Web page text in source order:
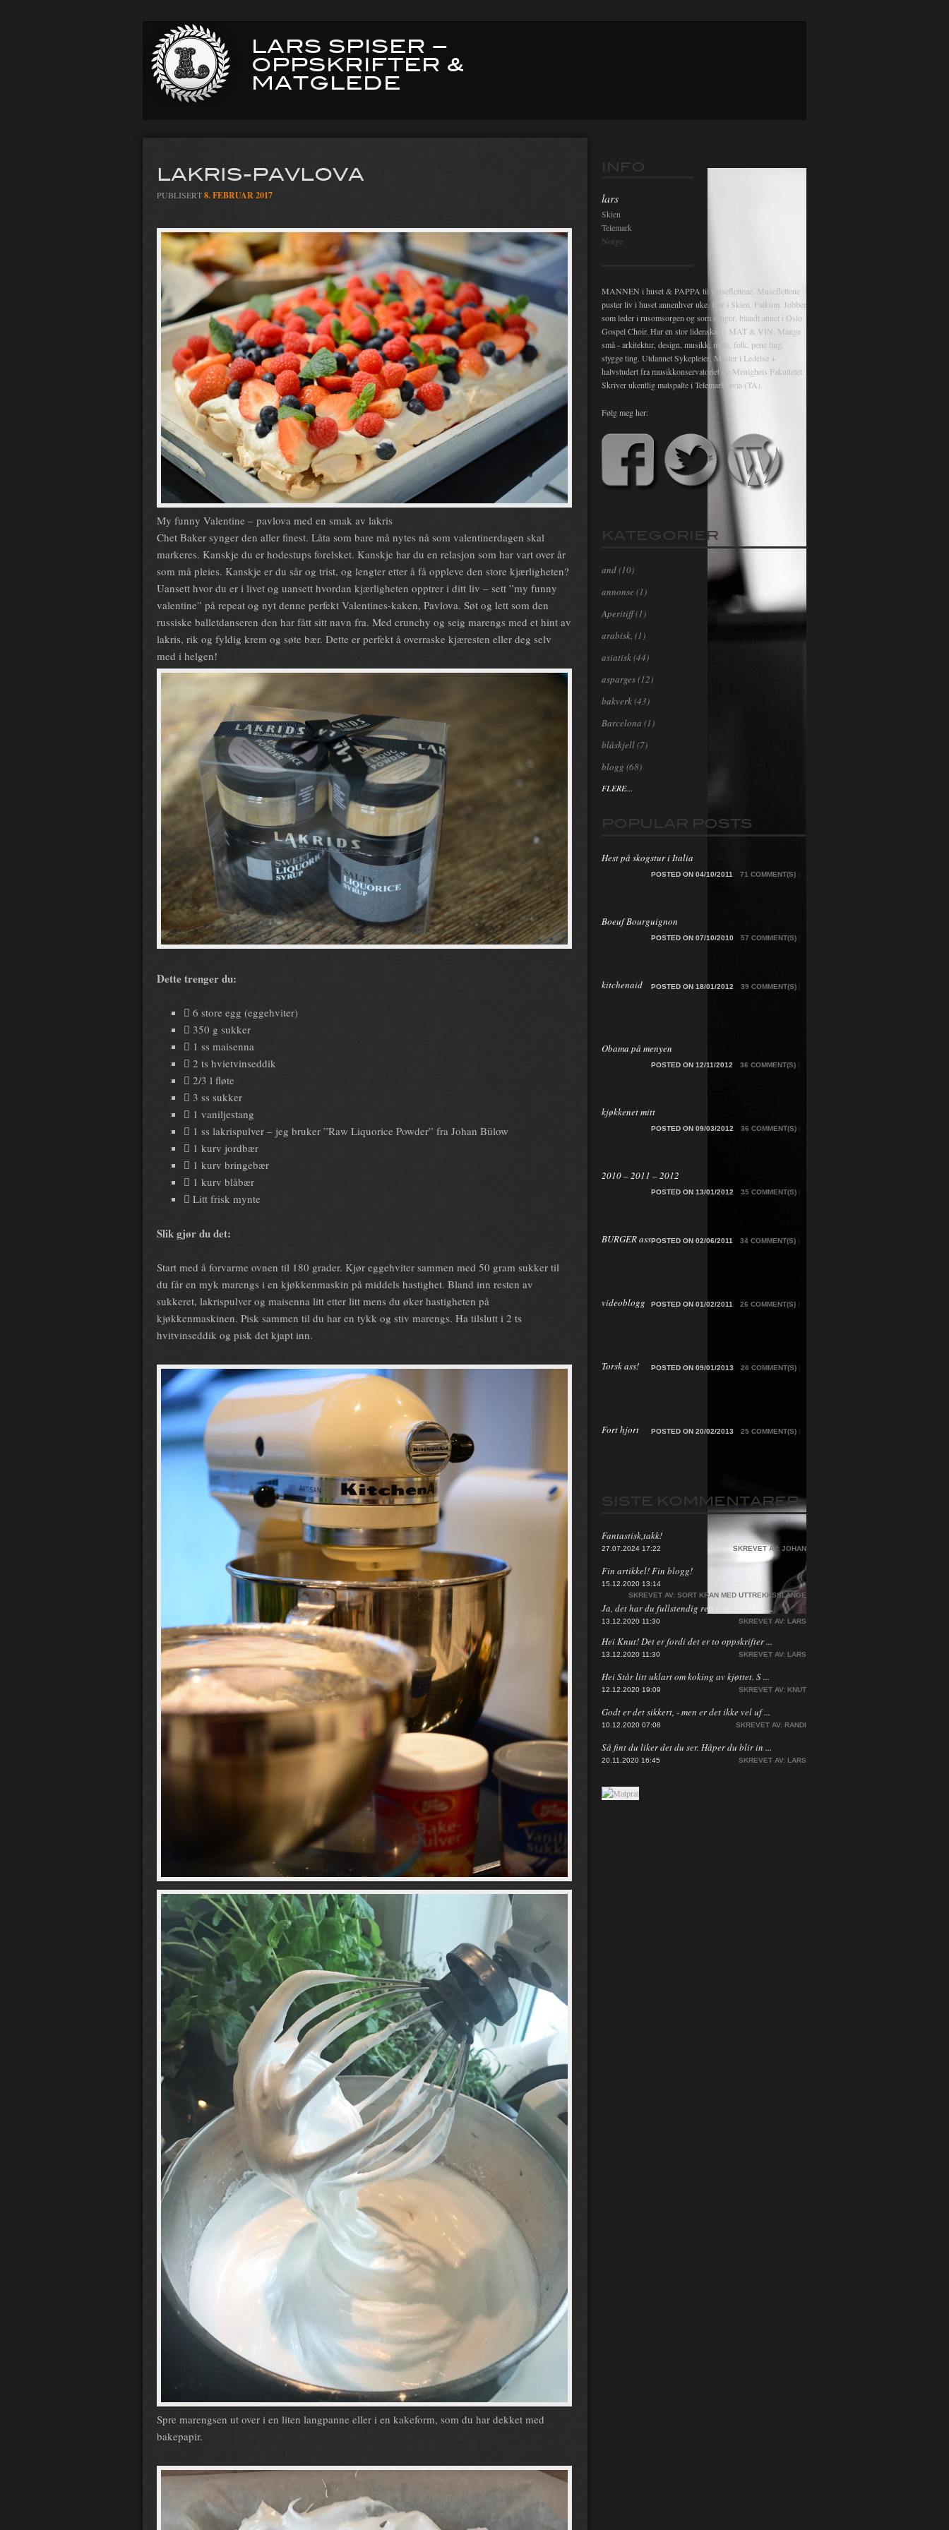
LARS SPISER –
OPPSKRIFTER &
MATGLEDE
LAKRIS-PAVLOVA
PUBLISERT8. FEBRUAR 2017
My funny Valentine – pavlova med en smak av lakris
Chet Baker synger den aller finest. Låta som bare må nytes nå som valentinerdagen skal
markeres. Kanskje du er hodestups forelsket. Kanskje har du en relasjon som har vart over år
som må pleies. Kanskje er du sår og trist, og lengter etter å få oppleve den store kjærligheten?
Uansett hvor du er i livet og uansett hvordan kjærligheten opptrer i ditt liv – sett ”my funny
valentine” på repeat og nyt denne perfekt Valentines-kaken, Pavlova. Søt og lett som den
russiske balletdanseren den har fått sitt navn fra. Med crunchy og seig marengs med et hint av
lakris, rik og fyldig krem og søte bær. Dette er perfekt å overraske kjæresten eller deg selv
med i helgen!
Dette trenger du:
 6 store egg (eggehviter)
 350 g sukker
 1 ss maisenna
 2 ts hvietvinseddik
 2/3 l fløte
 3 ss sukker
 1 vaniljestang
 1 ss lakrispulver – jeg bruker ”Raw Liquorice Powder” fra Johan Bülow
 1 kurv jordbær
 1 kurv bringebær
 1 kurv blåbær
 Litt frisk mynte
Slik gjør du det:
Start med å forvarme ovnen til 180 grader. Kjør eggehviter sammen med 50 gram sukker til
du får en myk marengs i en kjøkkenmaskin på middels hastighet. Bland inn resten av
sukkeret, lakrispulver og maisenna litt etter litt mens du øker hastigheten på
kjøkkenmaskinen. Pisk sammen til du har en tykk og stiv marengs. Ha tilslutt i 2 ts
hvitvinseddik og pisk det kjapt inn.
Spre marengsen ut over i en liten langpanne eller i en kakeform, som du har dekket med
bakepapir.
INFO
lars
Skien
Telemark
Norge
MANNEN i huset & PAPPA til museflettene. Museflettene
puster liv i huset annenhver uke. Bor i Skien, Falkum. Jobber
som leder i rusomsorgen og som sanger, blandt annet i Oslo
Gospel Choir. Har en stor lidenskap - MAT & VIN. Mange
små - arkitektur, design, musikk, mote, folk, pene ting,
stygge ting. Utdannet Sykepleier, Master i Ledelse +
halvstudert fra musikkonservatoriet og Menighets Fakultetet.
Skriver ukentlig matspalte i Telemarksavia (TA).
Følg meg her:
KATEGORIER
and(10)
annonse (1)
Aperitiff(1)
arabisk, (1)
asiatisk(44)
asparges(12)
bakverk(43)
Barcelona (1)
blåskjell(7)
blogg (68)
FLERE...
POPULAR POSTS
Hest på skogstur i Italia
71 COMMENT(S)
POSTED ON 04/10/2011
Boeuf Bourguignon
57 COMMENT(S)
POSTED ON 07/10/2010
kitchenaid 39 COMMENT(S)
POSTED ON 18/01/2012
Obama på menyen
36 COMMENT(S)
POSTED ON 12/11/2012
kjøkkenet mitt
36 COMMENT(S) |
POSTED ON 09/03/2012
2010 – 2011 – 2012
35 COMMENT(S) |
POSTED ON 13/01/2012
BURGER ass 34 COMMENT(S) |
POSTED ON 02/06/2011
videoblogg 26 COMMENT(S) |
POSTED ON 01/02/2011
Torsk ass! 26 COMMENT(S) |
POSTED ON 09/01/2013
Fort hjort 25 COMMENT(S) |
POSTED ON 20/02/2013
SISTE KOMMENTARER
Fantastisk,takk!
27.07.2024 17:22 SKREVET AV: JOHAN
Fin artikkel! Fin blogg!
15.12.2020 13:14
SKREVET AV: SORT KRAN MED UTTREKKSSLANGE
Ja, det har du fullstendig rett i, men jeg ha ...
13.12.2020 11:30 SKREVET AV: LARS
Hei Knut! Det er fordi det er to oppskrifter ...
13.12.2020 11:30 SKREVET AV: LARS
Hei Står litt uklart om koking av kjøttet. S ...
12.12.2020 19:09 SKREVET AV: KNUT
Godt er det sikkert, - men er det ikke vel uf ...
10.12.2020 07:08 SKREVET AV: RANDI
Så fint du liker det du ser. Håper du blir in ...
20.11.2020 16:45 SKREVET AV: LARS